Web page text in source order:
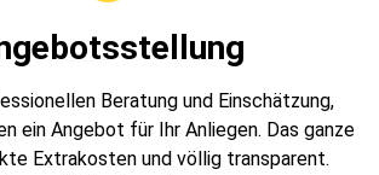
Beratung und Einschätzung,
ein Angebot für Ihr Anliegen. Das ganze
Extrakosten und völlig transparent.